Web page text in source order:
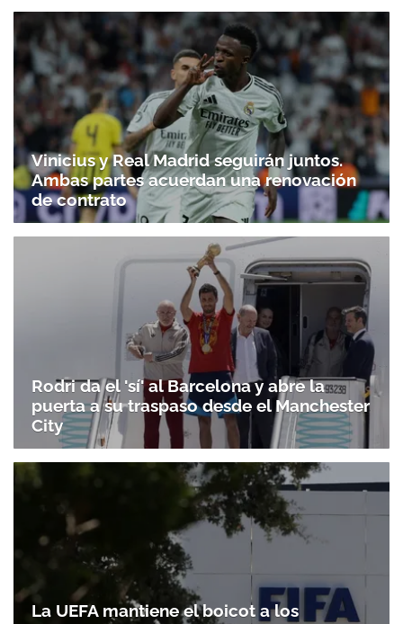
Vinicius y Real Madrid seguirán juntos.
Ambas partes acuerdan una renovación
de contrato
Rodri da el 'sí' al Barcelona y abre la
puerta a su traspaso desde el Manchester
City
La UEFA mantiene el boicot a los